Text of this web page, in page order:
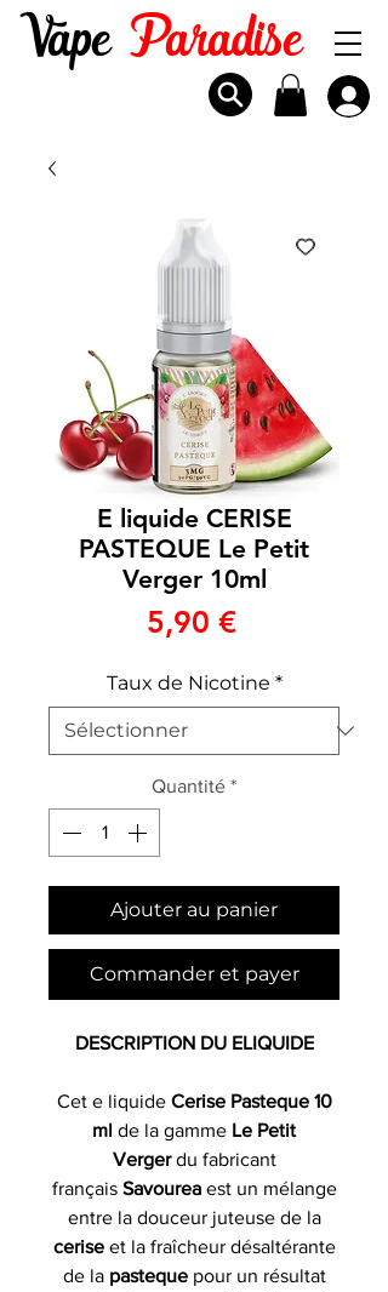
VapeParadise
E liquide CERISE
PASTEQUE Le Petit
Verger 10ml
5,90 €Prix
Taux de Nicotine *
Quantité *
Ajouter au panier
Commander et payer
DESCRIPTION DU ELIQUIDE
Cet e liquide Cerise Pasteque 10
ml de la gamme Le Petit
Vergerdu fabricant
français Savourea est un mélange
entre la douceur juteuse de la
cerise et la fraîcheur désaltérante
de la pasteque pour un résultat